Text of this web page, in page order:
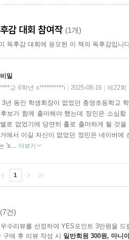
하다. 하지만 선거가 시작되면서 정
입고 나와 요란하게 세를 과시한다.
진다. 경쟁을 해야 한다면 어떻게든
밀』은 초등학교 회장 선거에 수상
을 등장시켜 구용진 패거리의 조직
거가 이기고 지는 경쟁의 문제라면
익명의 정치 컨설턴트는 여느 어린
동, 후보 단일화처럼 어른들 정치
이기기만 하면 되는 걸까?
들의 목소리를 낼 수 있게 된다. 급식
감 대회 참여작 (1개)
독후감 대회에 응모된 이 책의 독후감입니
밀
교 6학년 s**********i
2025-08-16 제22회
3년 동안 학생회장이 없었던 충영초등학교
보가 함께 출마해야 했는데 정민은 소심
로 없었기에 당연히 홀로 출마하게 될 것
에서 이길 자신이 없었던 정민은 네이버
's... 더보기
1
(7건)
수리뷰를 선정하여 YES포인트 3만원을 드
구매 후 리뷰 작성 시 일반회원 300원, 마니